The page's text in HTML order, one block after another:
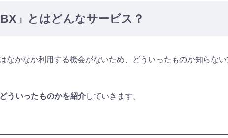
」とはどんなサービス？
なかなか利用する機会がないため、どういったものか知らない
ういったものかを紹介していきます。